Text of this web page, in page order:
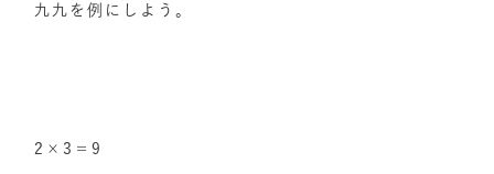
九九を例にしよう。
2×3＝9